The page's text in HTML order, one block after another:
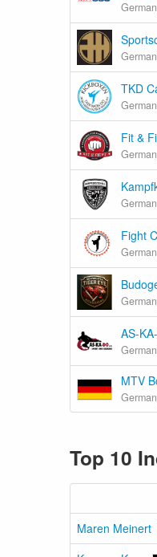
TKD
Fit &
Fight
AS-
MTV
Top 10
Maren Meinert